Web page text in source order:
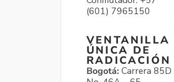
(601) 7965150
VENTANILLA
ÚNICA DE
RADICACIÓN
Bogotá: Carrera 85D